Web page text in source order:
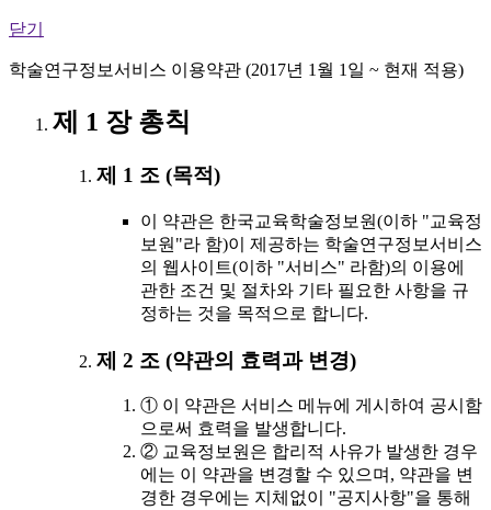
닫기
학술연구정보서비스 이용약관 (2017년 1월 1일 ~ 현재 적용)
제 1 장 총칙
제 1 조 (목적)
이 약관은 한국교육학술정보원(이하 "교육정
보원"라 함)이 제공하는 학술연구정보서비스
의 웹사이트(이하 "서비스" 라함)의 이용에
관한 조건 및 절차와 기타 필요한 사항을 규
정하는 것을 목적으로 합니다.
제 2 조 (약관의 효력과 변경)
① 이 약관은 서비스 메뉴에 게시하여 공시함
으로써 효력을 발생합니다.
② 교육정보원은 합리적 사유가 발생한 경우
에는 이 약관을 변경할 수 있으며, 약관을 변
경한 경우에는 지체없이 "공지사항"을 통해